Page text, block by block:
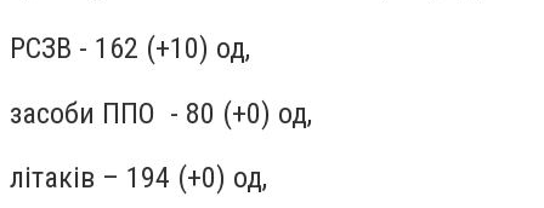
РСЗВ - 162 (+10) од,
засоби ППО - 80 (+0) од,
літаків – 194 (+0) од,